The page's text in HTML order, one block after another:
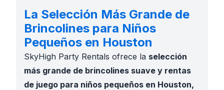
La Selección Más Grande de
Brincolines para Niños
Pequeños en Houston
SkyHigh Party Rentals ofrece la selección
más grande de brincolines suave y rentas
de juego para niños pequeños en Houston,